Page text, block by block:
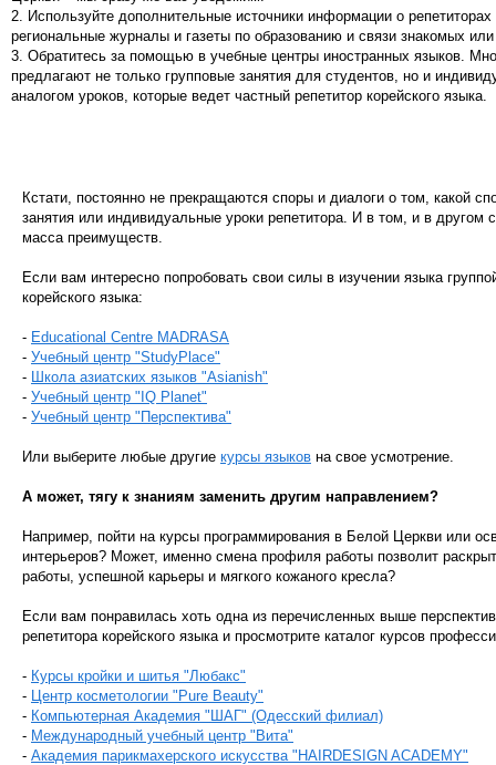
2. Используйте дополнительные источники информации о
региональные журналы и газеты по образованию и связи знакомых
3. Обратитесь за помощью в учебные центры иностранных языков.
предлагают не только групповые занятия для студентов, но и
аналогом уроков, которые ведет частный репетитор корейского языка.
Кстати, постоянно не прекращаются споры и диалоги о том, какой
занятия или индивидуальные уроки репетитора. И в том, и в другом
масса преимуществ.
Если вам интересно попробовать свои силы в изучении языка
корейского языка:
- Educational Сentre MADRASA
- Учебный центр "StudyPlace"
-
Школа азиатских языков "Asianish"
- Учебный центр "IQ Planet"
- Учебный центр "Перспектива"
Или выберите любые другие курсы языков на свое усмотрение.
А может, тягу к знаниям заменить другим направлением?
Например, пойти на курсы программирования в Белой Церкви или
интерьеров? Может, именно смена профиля работы позволит
работы, успешной карьеры и мягкого кожаного кресла?
Если вам понравилась хоть одна из перечисленных выше
репетитора корейского языка и просмотрите каталог курсов
- Курсы кройки и шитья "Любакс"
-
Центр косметологии "Pure Beauty"
- Компьютерная Академия "ШАГ" (Одесский филиал)
- Международный учебный центр "Вита"
- Академия парикмахерского искусства "HAIRDESIGN ACADEMY"